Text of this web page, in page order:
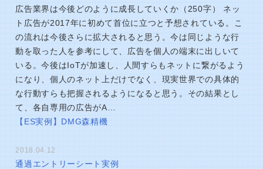
広告業界は今後どのように成長していくか（250字） ネッ
ト広告が2017年に初めて首位に立つと予想されている。こ
の流れは今後さらに拡大されると思う。今は同じような行
動を取った人を参考にして、広告を個人の端末に出しいて
いる。今後はIoTが加速し、人間すらもネットに繋がるよう
になり、個人のネット上だけでなく、現実世界での具体的
な行動すらも把握されるようになると思う。その結果とし
て、各自専用の広告がA…
【ES実例】DMG森精機
2018.04.12
通過エントリーシート実例